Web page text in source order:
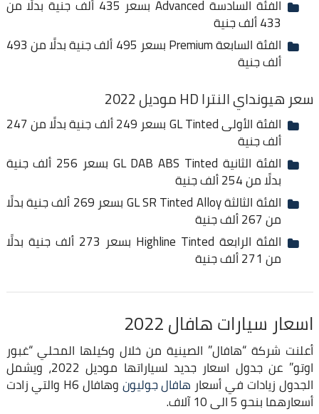
الفئة السادسة Advanced بسعر 435 ألف جنية بدلًا من
433 ألف جنية
الفئة السابعة Premium بسعر 495 ألف جنية بدلًا من 493
ألف جنية
سعر هيونداي النترا HD موديل 2022
الفئة الأولى GL Tinted بسعر 249 ألف جنية بدلًا من 247
ألف جنية
الفئة الثانية GL DAB ABS Tinted بسعر 256 ألف جنية
بدلًا من 254 ألف جنية
الفئة الثالثة GL SR Tinted Alloy بسعر 269 ألف جنية بدلًا
من 267 ألف جنية
الفئة الرابعة Highline Tinted بسعر 273 ألف جنية بدلًا
من 271 ألف جنية
اسعار سيارات هافال 2022
أعلنت شركة “هافال” الصينية من خلال وكيلها المحلي “غبور
اوتو” عن جدول اسعار جديد لسياراتها موديل 2022، ويشمل
الجدول زيادات في أسعار هافال جوليون وهافال H6 والتي زادت
أسعارهما بنحو 5 الى 10 آلاف.